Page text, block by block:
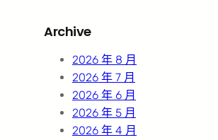
c
Archive
2026 年 8 月
2026 年 7 月
2026 年 6 月
2026 年 5 月
2026 年 4 月